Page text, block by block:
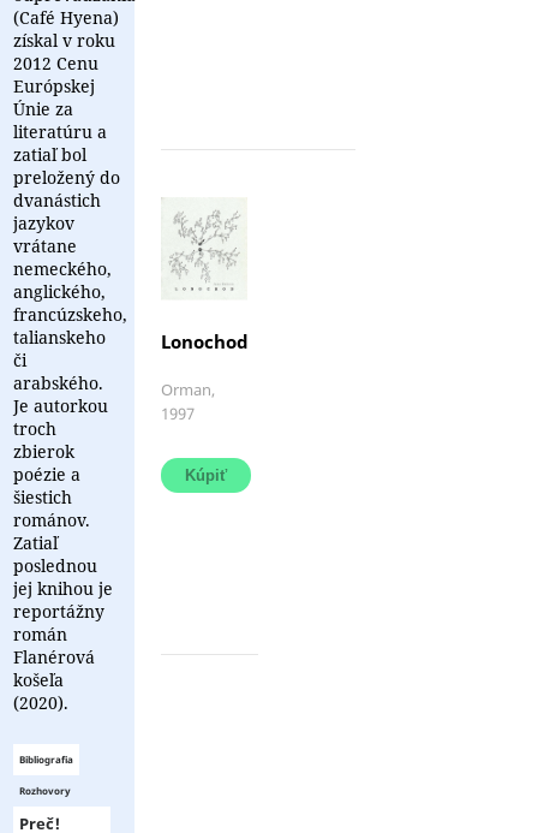
(Café Hyena)
získal v roku
2012 Cenu
Európskej
Únie za
literatúru a
zatiaľ bol
preložený do
dvanástich
jazykov
vrátane
nemeckého,
anglického,
francúzskeho,
talianskeho
či
arabského.
Je autorkou
troch
zbierok
poézie a
šiestich
románov.
Zatiaľ
poslednou
jej knihou je
reportážny
román
Flanérová
košeľa
(2020).
Bibliografia
Rozhovory
Preč!
Lonochod
Orman,
1997